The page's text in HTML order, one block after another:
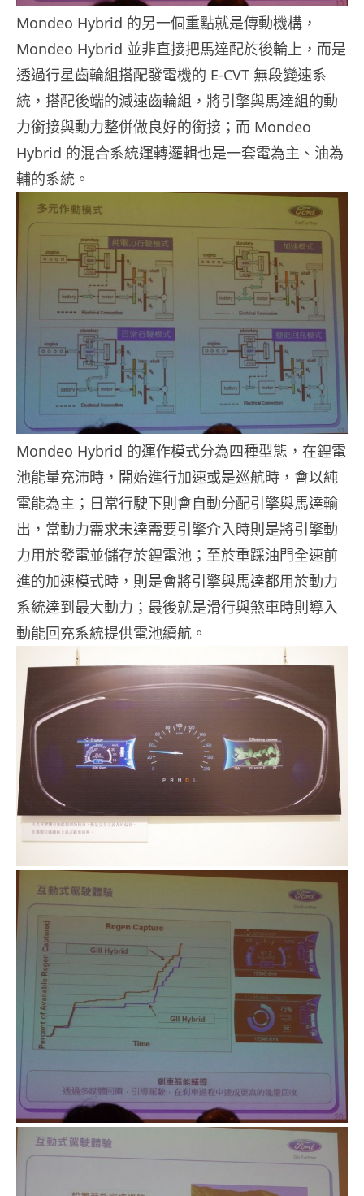
Mondeo Hybrid 的另一個重點就是傳動機構，
Mondeo Hybrid 並非直接把馬達配於後輪上，而是
透過行星齒輪組搭配發電機的 E-CVT 無段變速系
統，搭配後端的減速齒輪組，將引擎與馬達組的動
力銜接與動力整併做良好的銜接；而 Mondeo
Hybrid 的混合系統運轉邏輯也是一套電為主、油為
輔的系統。
Mondeo Hybrid 的運作模式分為四種型態，在鋰電
池能量充沛時，開始進行加速或是巡航時，會以純
電能為主；日常行駛下則會自動分配引擎與馬達輸
出，當動力需求未達需要引擎介入時則是將引擎動
力用於發電並儲存於鋰電池；至於重踩油門全速前
進的加速模式時，則是會將引擎與馬達都用於動力
系統達到最大動力；最後就是滑行與煞車時則導入
動能回充系統提供電池續航。